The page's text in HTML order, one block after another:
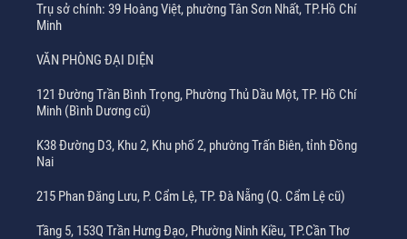
Trụ sở chính: 39 Hoàng Việt, phường Tân Sơn Nhất, TP.Hồ Chí
Minh
VĂN PHÒNG ĐẠI DIỆN
121 Đường Trần Bình Trọng, Phường Thủ Dầu Một, TP. Hồ Chí
Minh (Bình Dương cũ)
K38 Đường D3, Khu 2, Khu phố 2, phường Trấn Biên, tỉnh Đồng
Nai
215 Phan Đăng Lưu, P. Cẩm Lệ, TP. Đà Nẵng (Q. Cẩm Lệ cũ)
Tầng 5, 153Q Trần Hưng Đạo, Phường Ninh Kiều, TP.Cần Thơ